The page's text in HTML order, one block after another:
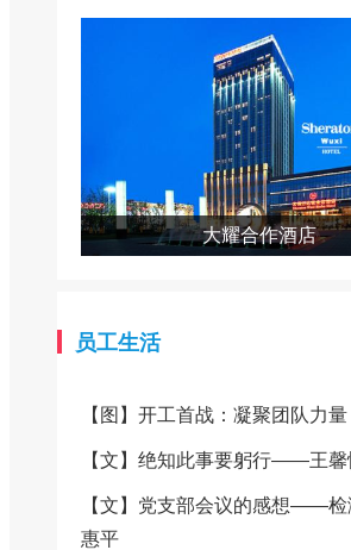
着卓雅纺织对品质的
对创新的无限热情。
支经验丰富、技术精
他们凭借对纺织行业
解，不断推动产品升
新，让卓雅纺织在纺
一帜。 在卓雅纺织
品中，21S涤棉纱线
魅力和卓越的性能脱
好地服务广大客户，
一站式便捷服务的新
大耀领布平台，客户
有限公司，坐落于风
苏常州，是一家专注
的私营企业。公司成
年，拥有丰富的生产
的行业积淀。 作
绒系列的规模型企业
多种先进的生产设备
230剑杆600台，以及
烘布机、割绒机、刷
力于为客户提供高品
品和服务。公司产品
国、日本、法国、意
大、韩国、香港等十
大耀合作酒店
员工生活
【图】开工首战：凝聚团队力量
【文】绝知此事要躬行——王馨
【文】党支部会议的感想——检
惠平